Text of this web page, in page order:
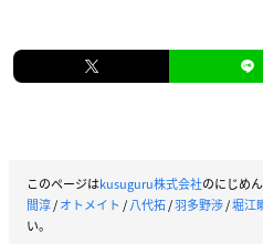
このページはkusuguru株式会社のにじめ
間淳/オトメイト /八代拓/羽多野渉/堀江
い。